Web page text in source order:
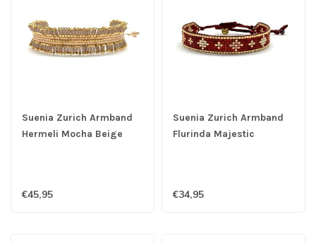
Suenia Zurich Armband
Hermeli Mocha Beige
€45,95
Suenia Zurich Armband
Flurinda Majestic
€34,95